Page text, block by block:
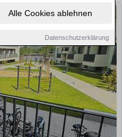
Alle Cookies ablehnen
Datenschutzerklärung